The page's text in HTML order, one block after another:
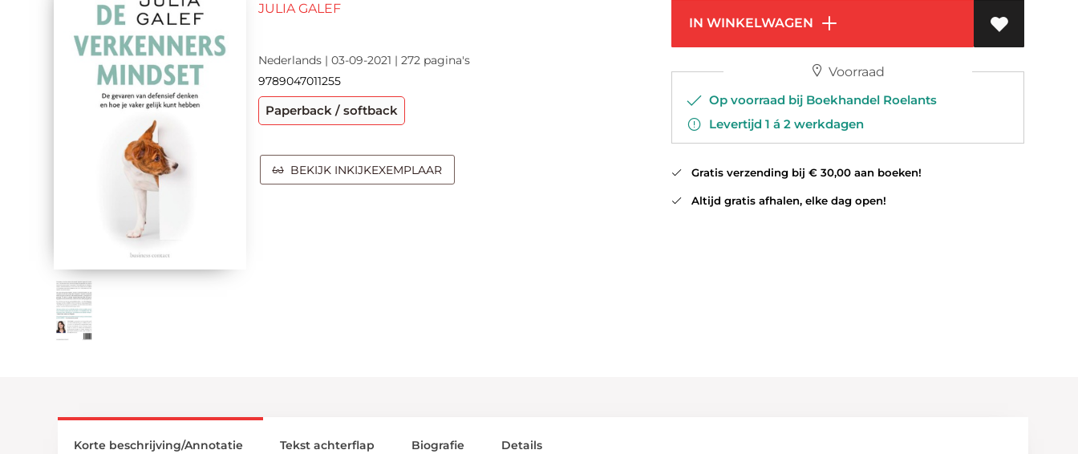
JULIA GALEF
Nederlands | 03-09-2021 | 272 pagina's
9789047011255
Paperback / softback
BEKIJK INKIJKEXEMPLAAR
IN WINKELWAGEN
Voorraad
Op voorraad bij Boekhandel Roelants
Levertijd 1 á 2 werkdagen
Gratis verzending bij € 30,00 aan boeken!
Altijd gratis afhalen, elke dag open!
Korte beschrijving/Annotatie Tekst achterflap Biografie Details